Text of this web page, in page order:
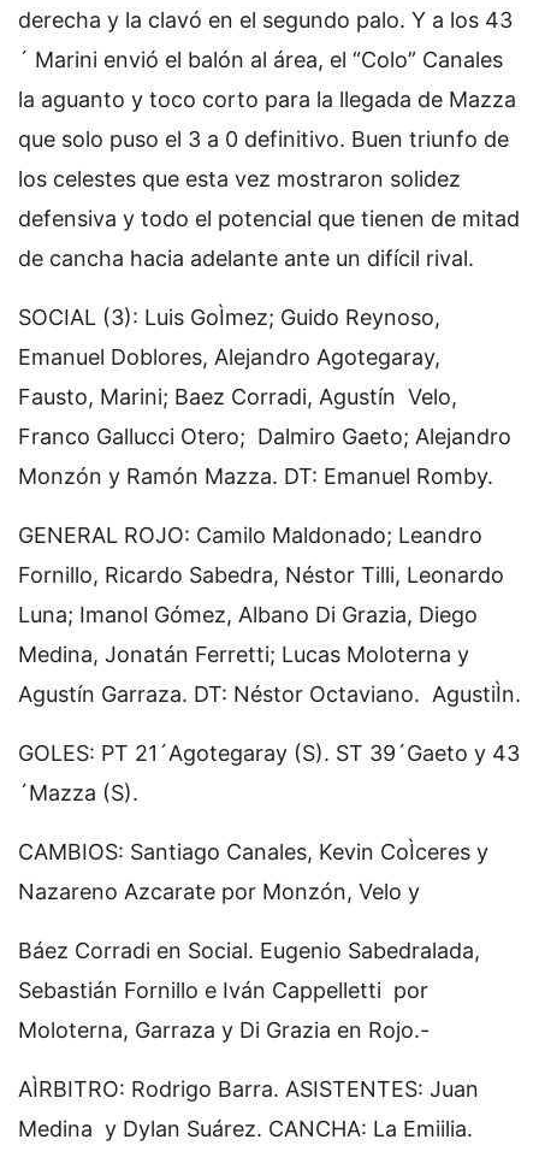
derecha y la clavó en el segundo palo. Y a los 43
´ Marini envió el balón al área, el “Colo” Canales
la aguanto y toco corto para la llegada de Mazza
que solo puso el 3 a 0 definitivo. Buen triunfo de
los celestes que esta vez mostraron solidez
defensiva y todo el potencial que tienen de mitad
de cancha hacia adelante ante un difícil rival.
SOCIAL (3): Luis GoÌmez; Guido Reynoso,
Emanuel Doblores, Alejandro Agotegaray,
Fausto, Marini; Baez Corradi, Agustín Velo,
Franco Gallucci Otero; Dalmiro Gaeto; Alejandro
Monzón y Ramón Mazza. DT: Emanuel Romby.
GENERAL ROJO: Camilo Maldonado; Leandro
Fornillo, Ricardo Sabedra, Néstor Tilli, Leonardo
Luna; Imanol Gómez, Albano Di Grazia, Diego
Medina, Jonatán Ferretti; Lucas Moloterna y
Agustín Garraza. DT: Néstor Octaviano. AgustiÌn.
GOLES: PT 21´Agotegaray (S). ST 39´Gaeto y 43
´Mazza (S).
CAMBIOS: Santiago Canales, Kevin CoÌceres y
Nazareno Azcarate por Monzón, Velo y
Báez Corradi en Social. Eugenio Sabedralada,
Sebastián Fornillo e Iván Cappelletti por
Moloterna, Garraza y Di Grazia en Rojo.-
AÌRBITRO: Rodrigo Barra. ASISTENTES: Juan
Medina y Dylan Suárez. CANCHA: La Emiilia.